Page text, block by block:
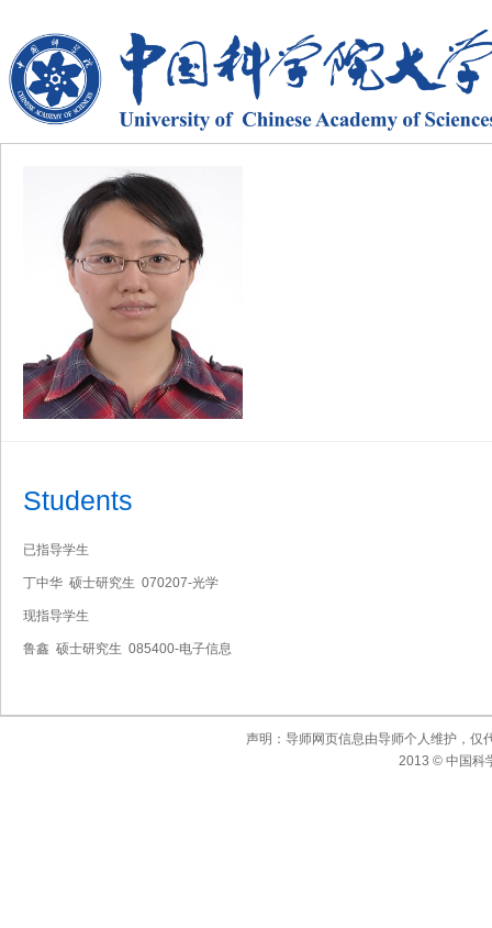
Students
已指导学生
丁中华 硕士研究生 070207-光学
现指导学生
鲁鑫 硕士研究生 085400-电子信息
声明：导师网页信息由导师个人维护，仅
2013 © 中国科